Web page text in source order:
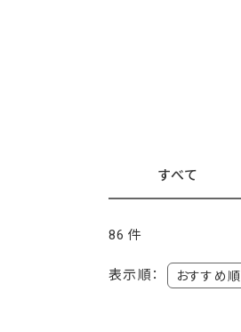
すべて
86 件
表示順： おすすめ順